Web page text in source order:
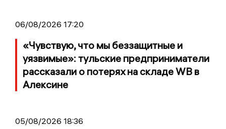
06/08/2026 17:20
«Чувствую, что мы беззащитные и
уязвимые»: тульские предприниматели
рассказали о потерях на складе WB в
Алексине
05/08/2026 18:36